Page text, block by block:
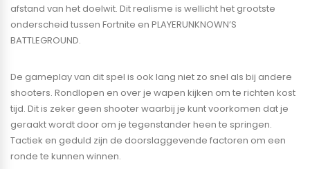
afstand van het doelwit. Dit realisme is wellicht het grootste
onderscheid tussen Fortnite en PLAYERUNKNOWN’S
BATTLEGROUND.
De gameplay van dit spel is ook lang niet zo snel als bij andere
shooters. Rondlopen en over je wapen kijken om te richten kost
tijd. Dit is zeker geen shooter waarbij je kunt voorkomen dat je
geraakt wordt door om je tegenstander heen te springen.
Tactiek en geduld zijn de doorslaggevende factoren om een
ronde te kunnen winnen.